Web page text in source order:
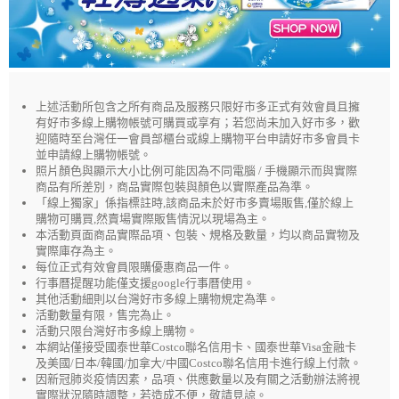
上述活動所包含之所有商品及服務只限好市多正式有效會員且擁
有好市多線上購物帳號可購買或享有；若您尚未加入好市多，歡
迎隨時至台灣任一會員部櫃台或線上購物平台申請好市多會員卡
並申請線上購物帳號。
照片顏色與顯示大小比例可能因為不同電腦 / 手機顯示而與實際
商品有所差別，商品實際包裝與顏色以實際產品為準。
「線上獨家」係指標註時,該商品未於好市多賣場販售,僅於線上
購物可購買,然賣場實際販售情況以現場為主。
本活動頁面商品實際品項、包裝、規格及數量，均以商品實物及
實際庫存為主。
每位正式有效會員限購優惠商品一件。
行事曆提醒功能僅支援google行事曆使用。
其他活動細則以台灣好市多線上購物規定為準。
活動數量有限，售完為止。
活動只限台灣好市多線上購物。
本網站僅接受國泰世華Costco聯名信用卡、國泰世華Visa金融卡
及美國/日本/韓國/加拿大/中國Costco聯名信用卡進行線上付款。
因新冠肺炎疫情因素，品項、供應數量以及有關之活動辦法將視
實際狀況隨時調整，若造成不便，敬請見諒。